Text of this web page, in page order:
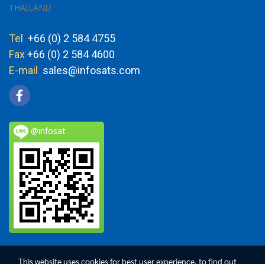
THAILAND
Tel
+66 (0) 2 584 4755
Fax+66 (0) 2 584 4600
E-mail sales@infosats.com
@infosat
This website uses cookies for best user experience, to find out